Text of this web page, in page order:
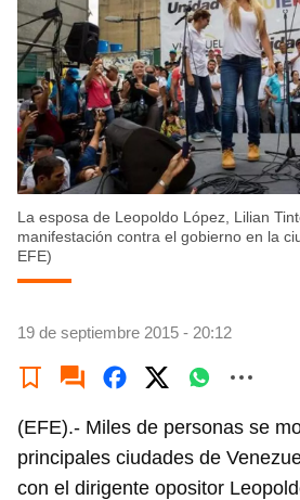
La esposa de Leopoldo López, Lilian
manifestación contra el gobierno en la
EFE)
19 de septiembre 2015 - 20:12
(EFE).- Miles de personas se
principales ciudades de
con el dirigente opositor